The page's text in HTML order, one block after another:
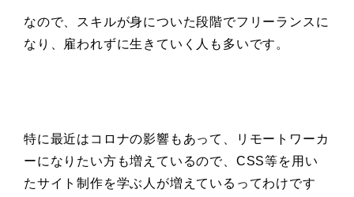
なので、スキルが身についた段階でフリーランスに
なり、雇われずに生きていく人も多いです。
特に最近はコロナの影響もあって、リモートワーカ
ーになりたい方も増えているので、CSS等を用い
たサイト制作を学ぶ人が増えているってわけです